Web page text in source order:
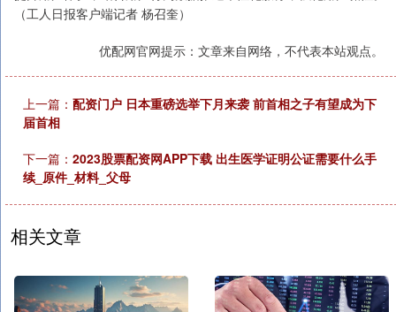
（工人日报客户端记者 杨召奎）
优配网官网提示：文章来自网络，不代表本站观点。
上一篇： 配资门户 日本重磅选举下月来袭 前首相之子有望成为下
届首相
下一篇： 2023股票配资网APP下载 出生医学证明公证需要什么手
续_原件_材料_父母
相关文章